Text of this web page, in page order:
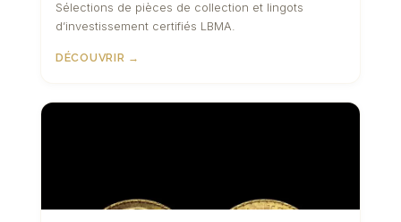
Sélections de pièces de collection et lingots
d’investissement certifiés LBMA.
DÉCOUVRIR →